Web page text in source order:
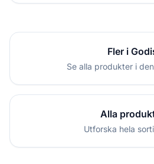
Fler i
Se alla produkter i
Alla
Utforska hela